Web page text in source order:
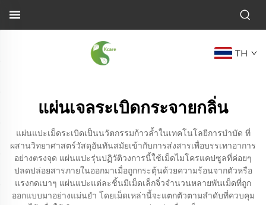
TH
แผ่นเจลระเบิดกระจายกลิ่น
แผ่นแปะเม็ดระเบิดเป็นนวัตกรรมก้าวล้ำในเทคโนโลยีการบำบัด ที่
ผสานวิทยาศาสตร์วัสดุอันทันสมัยเข้ากับการส่งสารเพื่อบรรเทาอาการ
อย่างตรงจุด แผ่นแปะรุ่นปฏิวัติวงการนี้ใช้เม็ดไมโครแคปซูลที่ค่อยๆ
ปลดปล่อยสารภายในออกมาเมื่อถูกกระตุ้นด้วยความร้อนจากตัวหรือ
แรงกดเบาๆ แผ่นแปะแต่ละชิ้นมีเม็ดเล็กจิ๋วจำนวนหลายพันเม็ดที่ถูก
ออกแบบมาอย่างแม่นยำ โดยเม็ดเหล่านี้จะแตกตัวตามลำดับที่ควบคุม